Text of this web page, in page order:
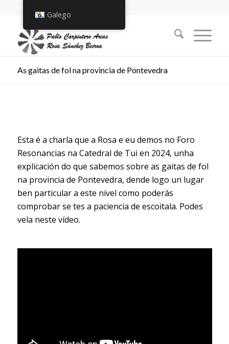
As gaitas de fol na provincia de Pontevedra
Esta é a charla que a Rosa e eu demos no Foro
Resonancias na Catedral de Tui en 2024, unha
explicación do que sabemos sobre as gaitas de fol
na provincia de Pontevedra, dende logo un lugar
ben particular a este nivel como poderás
comprobar se tes a paciencia de escoitala. Podes
vela neste vídeo.
Galego